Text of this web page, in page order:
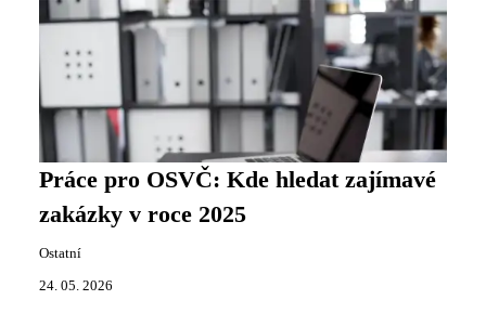
Práce pro OSVČ: Kde hledat zajímavé
zakázky v roce 2025
Ostatní
24. 05. 2026